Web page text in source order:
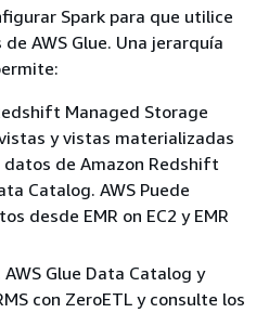
Spark para que utilice
AWS Glue. Una jerarquía
Managed Storage
y vistas materializadas
datos de Amazon Redshift
Catalog. AWS Puede
desde EMR on EC2 y EMR
Glue Data Catalog y
con ZeroETL y consulte los